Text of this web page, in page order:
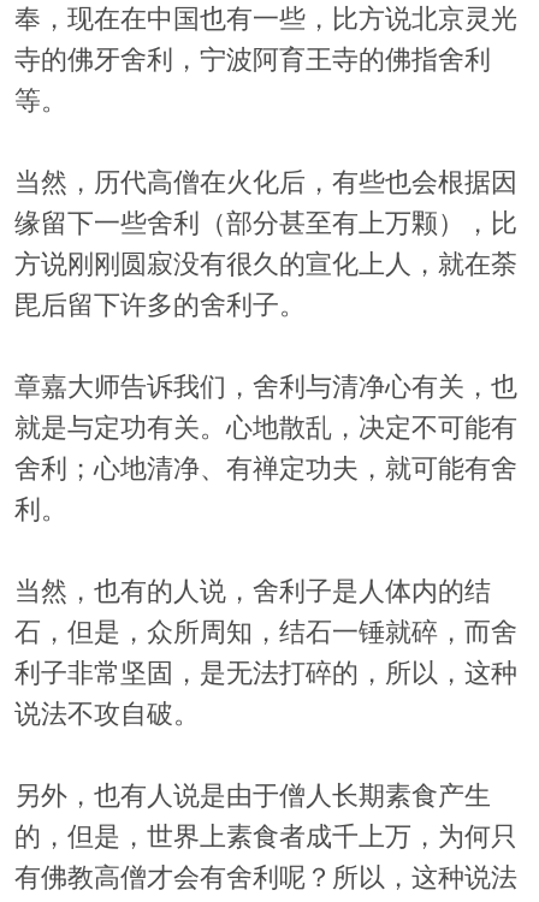
奉，现在在中国也有一些，比方说北京灵光
寺的佛牙舍利，宁波阿育王寺的佛指舍利
等。
当然，历代高僧在火化后，有些也会根据因
缘留下一些舍利（部分甚至有上万颗），比
方说刚刚圆寂没有很久的宣化上人，就在荼
毘后留下许多的舍利子。
章嘉大师告诉我们，舍利与清净心有关，也
就是与定功有关。心地散乱，决定不可能有
舍利；心地清净、有禅定功夫，就可能有舍
利。
当然，也有的人说，舍利子是人体内的结
石，但是，众所周知，结石一锤就碎，而舍
利子非常坚固，是无法打碎的，所以，这种
说法不攻自破。
另外，也有人说是由于僧人长期素食产生
的，但是，世界上素食者成千上万，为何只
有佛教高僧才会有舍利呢？所以，这种说法